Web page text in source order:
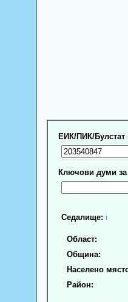
ЕИК/ПИК/
Ключови думи за
Седалище: ℹ
Област:
Община:
Населено
Район: